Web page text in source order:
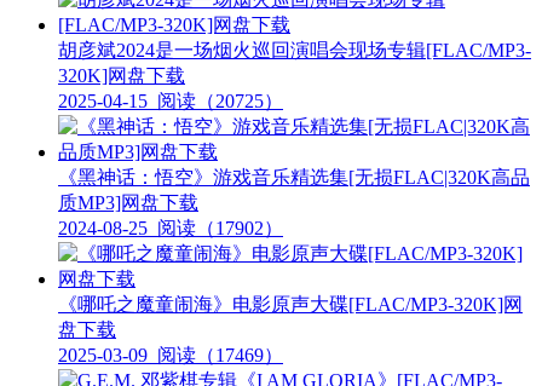
胡彦斌2024是一场烟火巡回演唱会现场专辑[FLAC/MP3-
320K]网盘下载
2025-04-15 阅读（20725）
《黑神话：悟空》游戏音乐精选集[无损FLAC|320K高品
质MP3]网盘下载
2024-08-25 阅读（17902）
《哪吒之魔童闹海》电影原声大碟[FLAC/MP3-320K]网
盘下载
2025-03-09 阅读（17469）